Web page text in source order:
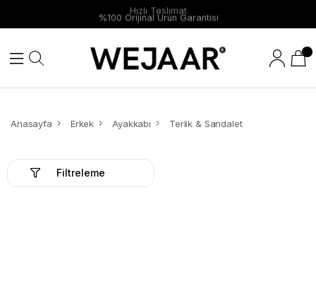
%100 Orijinal Ürün Garantisi
Hızlı Teslimat
Anasayfa Erkek Ayakkabı Terlik & Sandalet
Filtreleme